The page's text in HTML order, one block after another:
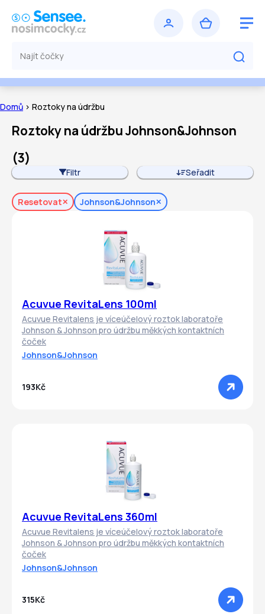
Domů > Roztoky na údržbu
Roztoky na údržbu Johnson&Johnson
(3)
Filtr Seřadit
Resetovat Johnson&Johnson
Acuvue RevitaLens 100ml
Acuvue Revitalens je víceúčelový roztok laboratoře
Johnson & Johnson pro údržbu měkkých kontaktních
čoček
Johnson&Johnson
193Kč
Acuvue RevitaLens 360ml
Acuvue Revitalens je víceúčelový roztok laboratoře
Johnson & Johnson pro údržbu měkkých kontaktních
čoček
Johnson&Johnson
315Kč